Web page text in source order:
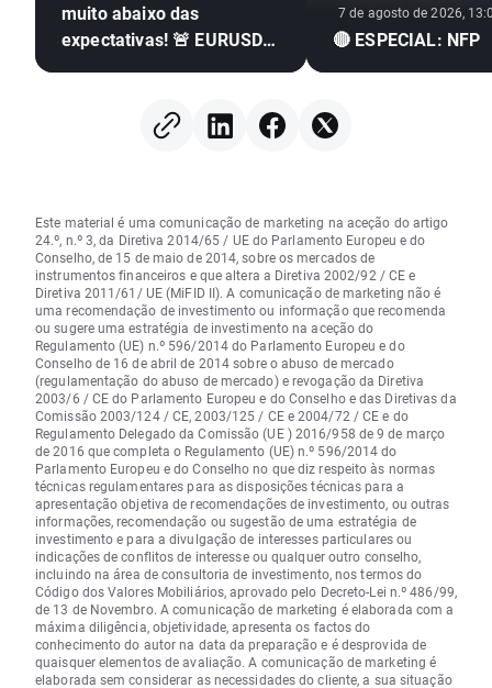
muito abaixo das
expectativas! 🚨 EURUSD
7 de agosto de 2026,
🔴 ESPECIAL: NFP
Este material é uma comunicação de marketing na aceção do artigo
24.º, n.º 3, da Diretiva 2014/65 / UE do Parlamento Europeu e do
Conselho, de 15 de maio de 2014, sobre os mercados de
instrumentos financeiros e que altera a Diretiva 2002/92 / CE e
Diretiva 2011/61/ UE (MiFID II). A comunicação de marketing não é
uma recomendação de investimento ou informação que recomenda
ou sugere uma estratégia de investimento na aceção do
Regulamento (UE) n.º 596/2014 do Parlamento Europeu e do
Conselho de 16 de abril de 2014 sobre o abuso de mercado
(regulamentação do abuso de mercado) e revogação da Diretiva
2003/6 / CE do Parlamento Europeu e do Conselho e das Diretivas da
Comissão 2003/124 / CE, 2003/125 / CE e 2004/72 / CE e do
Regulamento Delegado da Comissão (UE ) 2016/958 de 9 de março
de 2016 que completa o Regulamento (UE) n.º 596/2014 do
Parlamento Europeu e do Conselho no que diz respeito às normas
técnicas regulamentares para as disposições técnicas para a
apresentação objetiva de recomendações de investimento, ou outras
informações, recomendação ou sugestão de uma estratégia de
investimento e para a divulgação de interesses particulares ou
indicações de conflitos de interesse ou qualquer outro conselho,
incluindo na área de consultoria de investimento, nos termos do
Código dos Valores Mobiliários, aprovado pelo Decreto-Lei n.º 486/99,
de 13 de Novembro. A comunicação de marketing é elaborada com a
máxima diligência, objetividade, apresenta os factos do
conhecimento do autor na data da preparação e é desprovida de
quaisquer elementos de avaliação. A comunicação de marketing é
elaborada sem considerar as necessidades do cliente, a sua situação